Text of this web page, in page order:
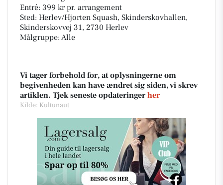
Entré: 399 kr pr. arrangement
Sted: Herlev/Hjorten Squash, Skinderskovhallen,
Skinderskovvej 31, 2730 Herlev
Målgruppe: Alle
Vi tager forbehold for, at oplysningerne om
begivenheden kan have ændret sig siden, vi skrev
artiklen. Tjek seneste opdateringer her
Kilde: Kultunaut